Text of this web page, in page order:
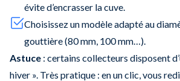
évite d’encrasser la cuve.
Choisissez un modèle adapté au
gouttière (80 mm, 100 mm…).
Astuce : certains collecteurs disposent
hiver ». Très pratique : en un clic, vous